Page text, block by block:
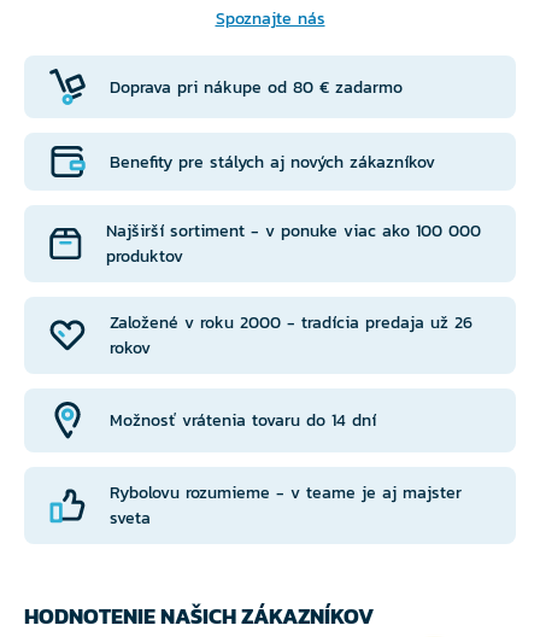
Spoznajte nás
Doprava pri nákupe od 80 € zadarmo
Založené v roku 2000 - tradícia predaja už 26
rokov
Benefity pre stálych aj nových zákazníkov
Možnosť vrátenia tovaru do 14 dní
Najširší sortiment - v ponuke viac ako 100 000
produktov
Rybolovu rozumieme - v teame je aj majster
sveta
HODNOTENIE NAŠICH ZÁKAZNÍKOV